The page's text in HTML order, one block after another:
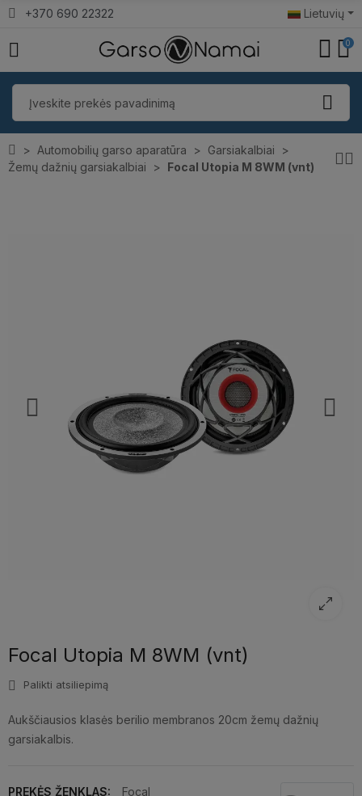
+370 690 22322 Lietuvių
0
Automobilių garso aparatūra
Garsiakalbiai
Žemų dažnių garsiakalbiai
Focal Utopia M 8WM (vnt)
Focal Utopia M 8WM (vnt)
Palikti atsiliepimą
Aukščiausios klasės berilio membranos 20cm žemų dažnių
garsiakalbis.
PREKĖS ŽENKLAS:
Focal